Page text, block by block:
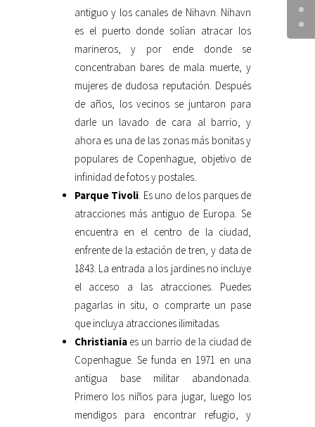
antiguo y los canales de Nihavn. Nihavn
es el puerto donde solían atracar los
marineros, y por ende donde se
concentraban bares de mala muerte, y
mujeres de dudosa reputación. Después
de años, los vecinos se juntaron para
darle un lavado de cara al barrio, y
ahora es una de las zonas más bonitas y
populares de Copenhague, objetivo de
infinidad de fotos y postales.
Parque Tivoli. Es uno de los parques de
atracciones más antiguo de Europa. Se
encuentra en el centro de la ciudad,
enfrente de la estación de tren, y data de
1843. La entrada a los jardines no incluye
el acceso a las atracciones. Puedes
pagarlas in situ, o comprarte un pase
que incluya atracciones ilimitadas.
Christianiaes un barrio de la ciudad de
Copenhague. Se funda en 1971 en una
antigua base militar abandonada.
Primero los niños para jugar, luego los
mendigos para encontrar refugio, y